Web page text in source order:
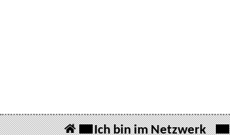
Ich bin im Netzwerk